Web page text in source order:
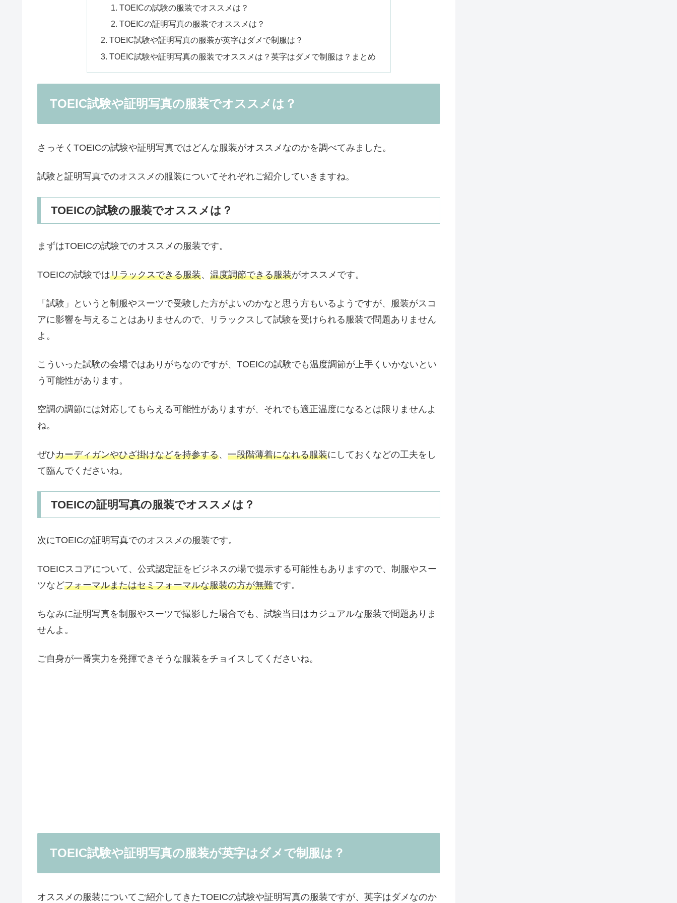
TOEICの試験の服装でオススメは？
TOEICの証明写真の服装でオススメは？
TOEIC試験や証明写真の服装が英字はダメで制服は？
TOEIC試験や証明写真の服装でオススメは？英字はダメで制服は？まとめ
TOEIC試験や証明写真の服装でオススメは？
さっそくTOEICの試験や証明写真ではどんな服装がオススメなのかを調べてみました。
試験と証明写真でのオススメの服装についてそれぞれご紹介していきますね。
TOEICの試験の服装でオススメは？
まずはTOEICの試験でのオススメの服装です。
TOEICの試験ではリラックスできる服装、 温度調節できる服装がオススメです。
「試験」というと制服やスーツで受験した方がよいのかなと思う方もいるようですが、服装がスコ
アに影響を与えることはありませんので、リラックスして試験を受けられる服装で問題ありません
よ。
こういった試験の会場ではありがちなのですが、TOEICの試験でも温度調節が上手くいかないとい
う可能性があります。
空調の調節には対応してもらえる可能性がありますが、それでも適正温度になるとは限りませんよ
ね。
ぜひカーディガンやひざ掛けなどを持参する、 一段階薄着になれる服装にしておくなどの工夫をし
て臨んでくださいね。
TOEICの証明写真の服装でオススメは？
次にTOEICの証明写真でのオススメの服装です。
TOEICスコアについて、公式認定証をビジネスの場で提示する可能性もありますので、制服やスー
ツなどフォーマルまたはセミフォーマルな服装の方が無難です。
ちなみに証明写真を制服やスーツで撮影した場合でも、試験当日はカジュアルな服装で問題ありま
せんよ。
ご自身が一番実力を発揮できそうな服装をチョイスしてくださいね。
TOEIC試験や証明写真の服装が英字はダメで制服は？
オススメの服装についてご紹介してきたTOEICの試験や証明写真の服装ですが、英字はダメなのか